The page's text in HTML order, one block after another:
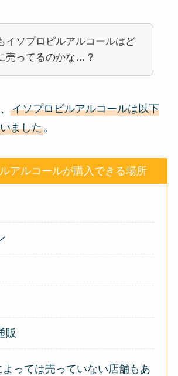
イソプロピルアルコールはど
売ってるのかな…？
イソプロピルアルコールは以下
ました。
アルコールが購入できる場所
販
っては売っていない店舗もあ